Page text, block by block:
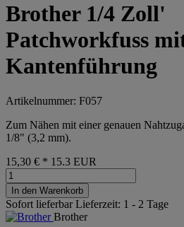
Brother 1/4 Zoll'
Patchworkfuss
Kantenführung
Artikelnummer: F057
Zum Nähen mit einer genauen
1/8" (3,2 mm).
15,30 € * 15.3 EUR
In den Warenkorb
Sofort lieferbarLieferzeit: 1 - 2 Tage
Brother